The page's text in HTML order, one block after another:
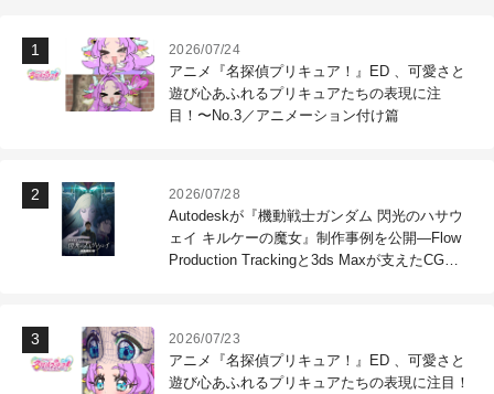
2026/07/24
アニメ『名探偵プリキュア！』ED 、可愛さと
遊び心あふれるプリキュアたちの表現に注
目！〜No.3／アニメーション付け篇
2026/07/28
Autodeskが『機動戦士ガンダム 閃光のハサウ
ェイ キルケーの魔女』制作事例を公開―Flow
Production Trackingと3ds Maxが支えたCG制
2026/07/23
アニメ『名探偵プリキュア！』ED 、可愛さと
遊び心あふれるプリキュアたちの表現に注目！